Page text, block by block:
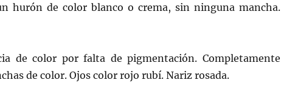
hurón de color blanco o crema, sin ninguna mancha.
de color por falta de pigmentación. Completamente
de color. Ojos color rojo rubí. Nariz rosada.